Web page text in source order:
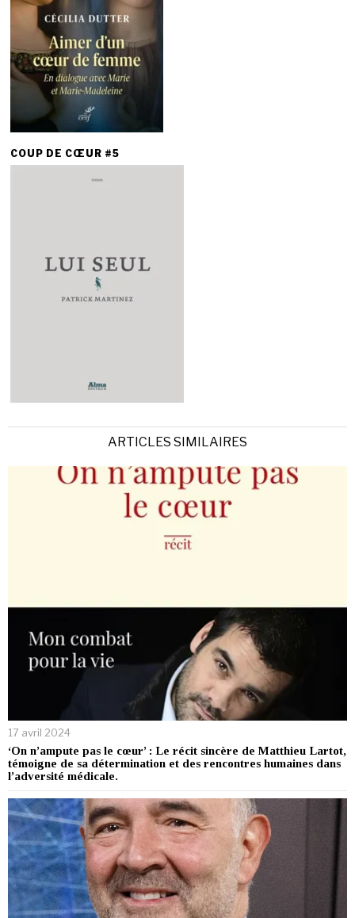
COUP DE CŒUR #5
ARTICLES SIMILAIRES
17 avril 2024
‘On n’ampute pas le cœur’ : Le récit sincère de Matthieu Lartot,
témoigne de sa détermination et des rencontres humaines dans
l’adversité médicale.